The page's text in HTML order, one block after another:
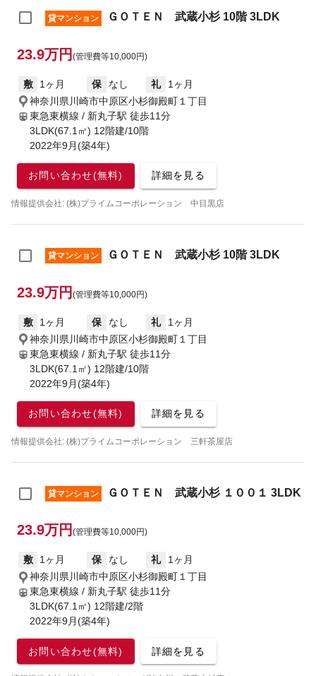
貸マンション ＧＯＴＥＮ 武蔵小杉 10階 3LDK
23.9万円 (管理費等10,000円)
敷 1ヶ月 保 なし 礼
1ヶ月
神奈川県川崎市中原区小杉御殿町１丁目
東急東横線 / 新丸子駅 徒歩11分
3LDK(67.1㎡) 12階建/10階
2022年9月(築4年)
お問い合わせ(無料) 詳細を見る
情報提供会社: (株)プライムコーポレーション 中目黒店
貸マンション ＧＯＴＥＮ 武蔵小杉 10階 3LDK
23.9万円 (管理費等10,000円)
敷 1ヶ月 保 なし 礼
1ヶ月
神奈川県川崎市中原区小杉御殿町１丁目
東急東横線 / 新丸子駅 徒歩11分
3LDK(67.1㎡) 12階建/10階
2022年9月(築4年)
お問い合わせ(無料) 詳細を見る
情報提供会社: (株)プライムコーポレーション 三軒茶屋店
貸マンション ＧＯＴＥＮ 武蔵小杉 １００１ 3LDK
23.9万円 (管理費等10,000円)
敷 1ヶ月 保 なし 礼
1ヶ月
神奈川県川崎市中原区小杉御殿町１丁目
東急東横線 / 新丸子駅 徒歩11分
3LDK(67.1㎡) 12階建/2階
2022年9月(築4年)
お問い合わせ(無料) 詳細を見る